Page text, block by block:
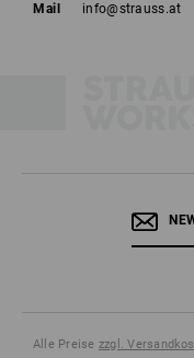
Mail
info@strauss.at
Alle Preise zzgl.